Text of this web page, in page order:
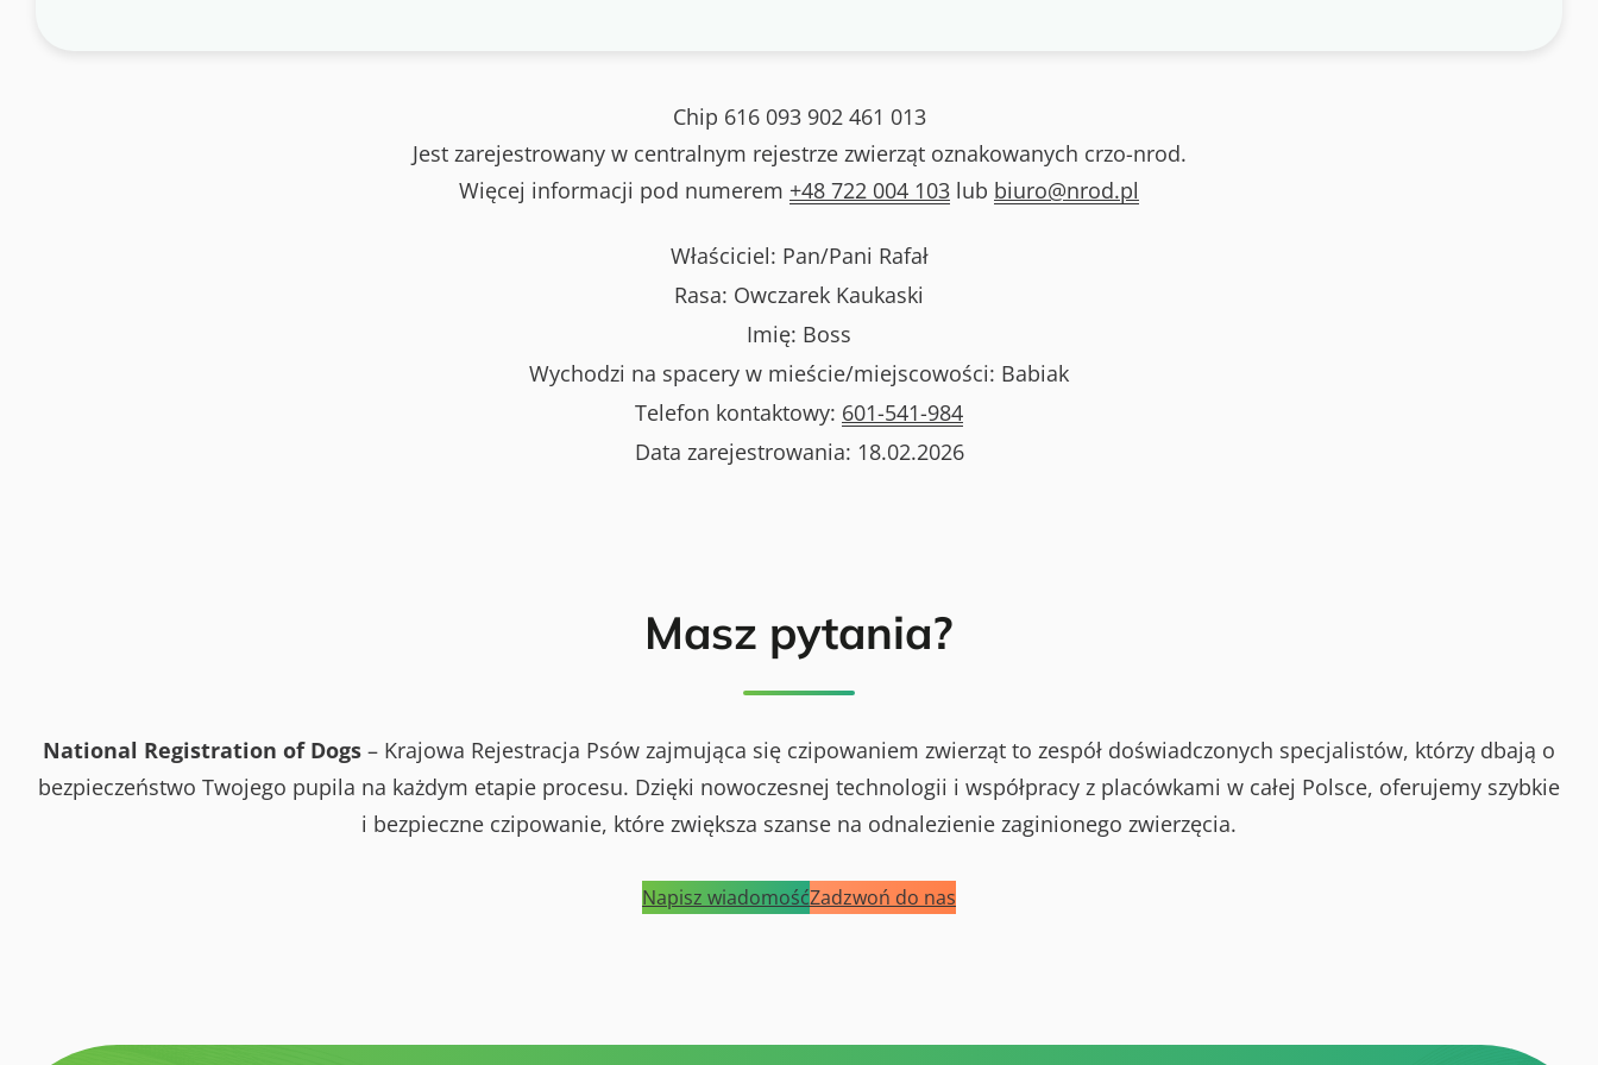
Chip 616 093 902 461 013
Jest zarejestrowany w centralnym rejestrze zwierząt oznakowanych crzo-nrod.
Więcej informacji pod numerem +48 722 004 103 lub biuro@nrod.pl
Właściciel: Pan/Pani Rafał
Rasa: Owczarek Kaukaski
Imię: Boss
Wychodzi na spacery w mieście/miejscowości: Babiak
Telefon kontaktowy: 601-541-984
Data zarejestrowania: 18.02.2026
Masz pytania?
National Registration of Dogs – Krajowa Rejestracja Psów zajmująca się czipowaniem zwierząt to zespół doświadczonych specjalistów, którzy dbają o
bezpieczeństwo Twojego pupila na każdym etapie procesu. Dzięki nowoczesnej technologii i współpracy z placówkami w całej Polsce, oferujemy szybkie
i bezpieczne czipowanie, które zwiększa szanse na odnalezienie zaginionego zwierzęcia.
Napisz wiadomośćZadzwoń do nas